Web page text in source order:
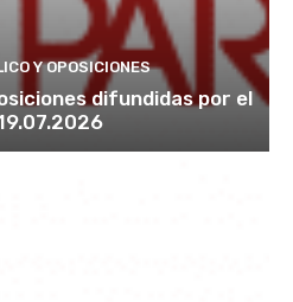
Y OPOSICIONES
difundidas por el